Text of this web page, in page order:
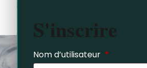
S'inscrire
Nom d’utilisateur *